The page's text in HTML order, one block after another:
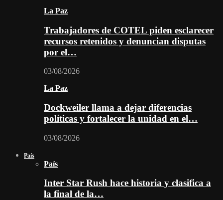
La Paz
Trabajadores de COTEL piden esclarecer
recursos retenidos y denuncian disputas
por el…
03/08/2026
La Paz
Dockweiler llama a dejar diferencias
políticas y fortalecer la unidad en el…
03/08/2026
País
País
Inter Star Rush hace historia y clasifica a
la final de la…